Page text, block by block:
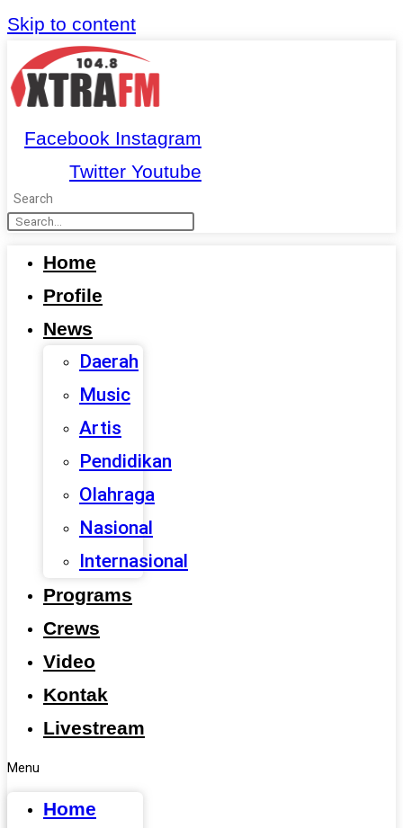
Skip to content
Facebook Instagram
Twitter Youtube
Search
Home
Profile
News
Daerah
Music
Artis
Pendidikan
Olahraga
Nasional
Internasional
Programs
Crews
Video
Kontak
Livestream
Menu
Home